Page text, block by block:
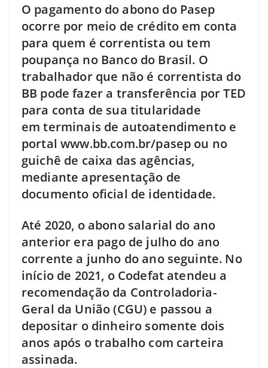
O pagamento do abono do Pasep
ocorre por meio de crédito em conta
para quem é correntista ou tem
poupança no Banco do Brasil. O
trabalhador que não é correntista do
BB pode fazer a transferência por TED
para conta de sua titularidade
em terminais de autoatendimento e
portal www.bb.com.br/pasep ou no
guichê de caixa das agências,
mediante apresentação de
documento oficial de identidade.
Até 2020, o abono salarial do ano
anterior era pago de julho do ano
corrente a junho do ano seguinte. No
início de 2021, o Codefat atendeu a
recomendação da Controladoria-
Geral da União (CGU) e passou a
depositar o dinheiro somente dois
anos após o trabalho com carteira
assinada.